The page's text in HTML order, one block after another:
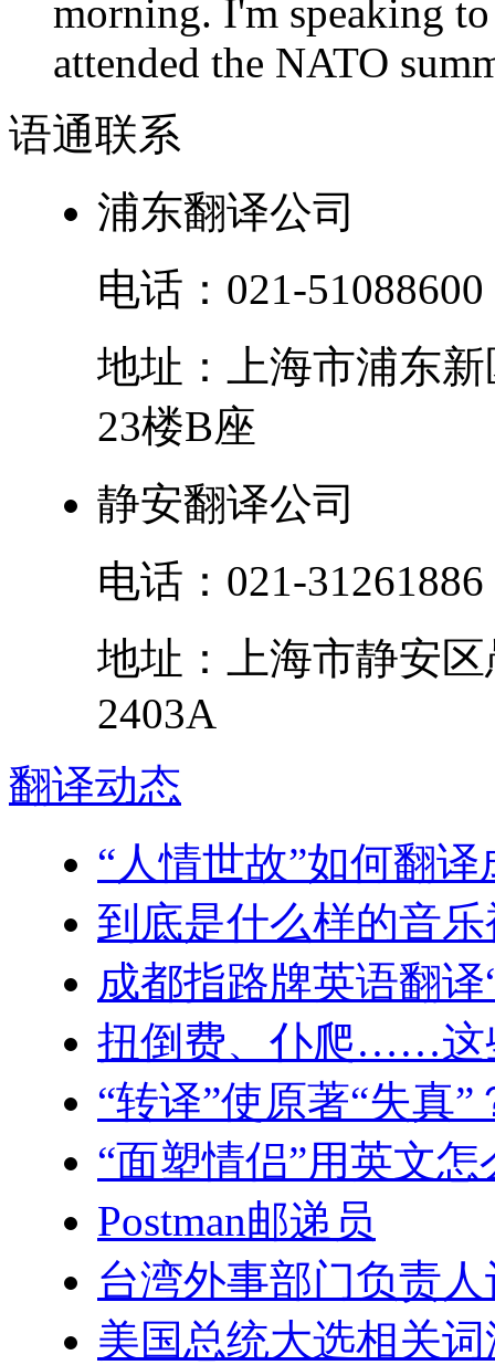
morning. I'm speaking
attended the NATO
语通联系
浦东翻译公司
电话： 021-51088600
地址：
上海市浦东新
23楼B座
静安翻译公司
电话： 021-31261886
地址：
上海市静安区
2403A
翻译动态
“人情世故”如何翻
到底是什么样的音
成都指路牌英语翻
扭倒费、仆爬……这
“转译”使原著“失真
“面塑情侣”用英文怎
Postman邮递员
台湾外事部门负责
美国总统大选相关词